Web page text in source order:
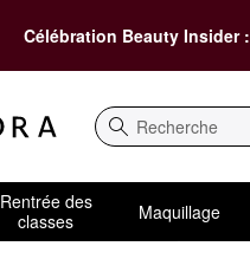
Célébration Beauty Insider :
Recherche
Rentrée des
classes
Maquillage